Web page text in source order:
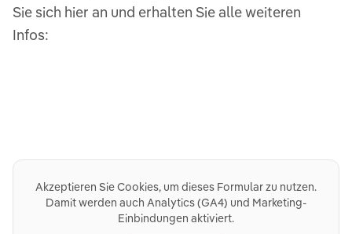
Sie sich hier an und erhalten Sie alle weiteren
Infos:
Akzeptieren Sie Cookies, um dieses Formular zu nutzen.
Damit werden auch Analytics (GA4) und Marketing-
Einbindungen aktiviert.